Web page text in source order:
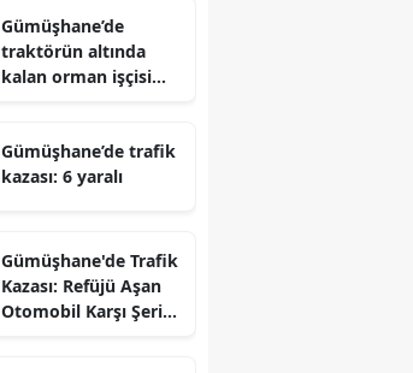
Gümüşhane’de
traktörün altında
kalan orman işçisi
Gümüşhane’de trafik
kazası: 6 yaralı
Gümüşhane'de Trafik
Kazası: Refüjü Aşan
Otomobil Karşı Şeride